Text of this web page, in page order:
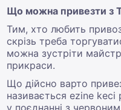
Що можна привезти з
Тим, хто любить
скрізь треба
можна зустріти
прикраси.
Що дійсно варто
називається ezine keci